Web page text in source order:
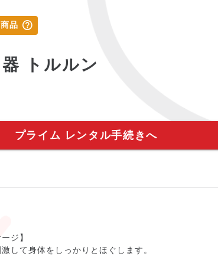
品
トルルン
プライム レンタル手続きへ
ジ】
して身体をしっかりとほぐします。